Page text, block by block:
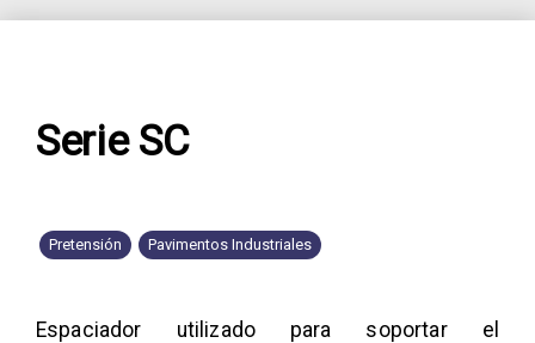
Serie SC
Pretensión Pavimentos Industriales
Espaciador utilizado para soportar el